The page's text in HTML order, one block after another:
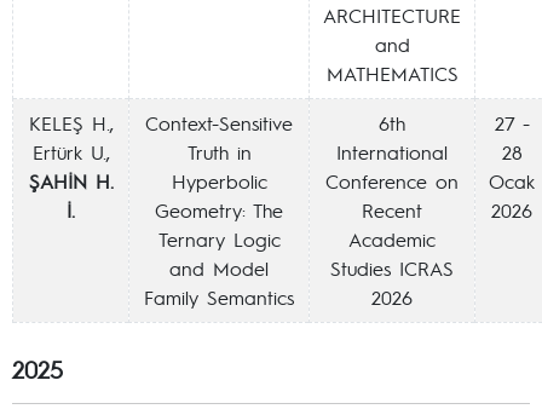
ARCHITECTURE
and
MATHEMATICS
KELEŞ H.,
Ertürk U.,
ŞAHİN H.
İ.
Context-Sensitive
Truth in
Hyperbolic
Geometry: The
Ternary Logic
and Model
Family Semantics
6th
International
Conference on
Recent
Academic
Studies ICRAS
2026
27 -
28
Ocak
2026
2025